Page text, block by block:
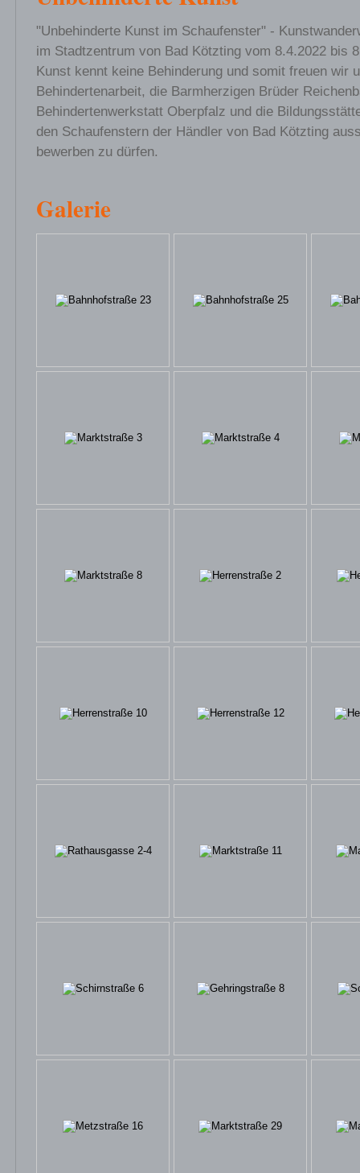
"Unbehinderte Kunst im Schaufenster" -
im Stadtzentrum von Bad Kötzting vom 8.4.2022 bis
Kunst kennt keine Behinderung und somit freuen wir
Behindertenarbeit, die Barmherzigen Brüder
Behindertenwerkstatt Oberpfalz und die
den Schaufenstern der Händler von Bad Kötzting
bewerben zu dürfen.
Galerie